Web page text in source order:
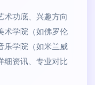
术功底、兴趣方向
术学院（如佛罗伦
乐学院（如米兰威
细资讯、专业对比